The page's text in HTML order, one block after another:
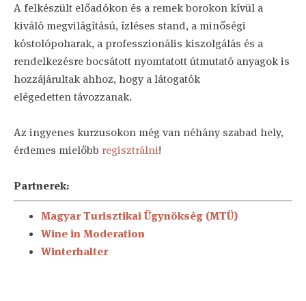
A felkészült előadókon és a remek borokon kívül a
kiváló megvilágítású, ízléses stand, a minőségi
kóstolópoharak, a professzionális kiszolgálás és a
rendelkezésre bocsátott nyomtatott útmutató anyagok is
hozzájárultak ahhoz, hogy a látogatók
elégedetten távozzanak.
Az ingyenes kurzusokon még van néhány szabad hely,
érdemes mielőbb regisztrálni!
Partnerek:
Magyar Turisztikai Ügynökség (MTÜ)
Wine in Moderation
Winterhalter